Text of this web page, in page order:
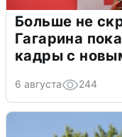
Больше не
Гагарина
кадры с
6 августа 244